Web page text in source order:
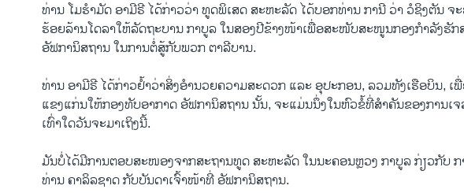
ທ່ານ ໂມຮຳມັດ ອາມີຣີ ໄດ້ກ່າວວ່າ ທູດພິເສດ ສະຫະລັດ ໄດ້ບອກທ່ານ ການີ ວ່າ ວໍຊິງຕັນ ຈ
ຮ້ອຍລ້ານໂດລາໃຫ້ລັດຖະບານ ກາບູລ ໃນສອງປີຂ້າງໜ້າເພື່ອສະໜັບສະໜູນກອງກຳລັງຮັກ
ອັຟການິສຖານ ໃນການຕໍ່ສູ້ກັບພວກ ຕາລີບານ.
ທ່ານ ອາມີຣີ ໄດ້ກ່າວຢໍ້າວ່າສິ່ງອຳນວຍຄວາມສະດວກ ແລະ ອຸປະກອນ, ລວມທັງເຮືອບິນ, ເ
ແຂງແກ່ນໃຫ້ກອງທັບອາກາດ ອັຟການິສຖານ ນັ້ນ, ຈະແມ່ນນຶ່ງໃນຫົວຂໍ້ທີ່ສຳຄັນຂອງການເ
ເທົ່າໃດວັນຈະມາເຖິງນີ້.
ມັນບໍ່ໄດ້ມີການຕອບສະໜອງຈາກສະຖານທູດ ສະຫະລັດ ໃນນະຄອນຫຼວງ ກາບູລ ກ່ຽວກັບ
ທ່ານ ຄາລິລຊາດ ກັບບັນດາເຈົ້າໜ້າທີ່ ອັຟການິສຖານ.